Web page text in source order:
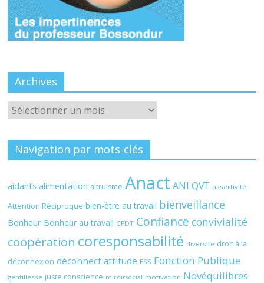
Archives
Archives
Navigation par mots-clés
aidants alimentation altruisme Anact ANI QVT assertivité
Attention Réciproque bien-être au travail bienveillance
Bonheur Bonheur au travail CFDT Confiance convivialité
coopération coresponsabilité diversité droit à la
déconnexion déconnect attitude ESS Fonction Publique
gentillesse juste conscience miroirsocial motivation Novéquilibres